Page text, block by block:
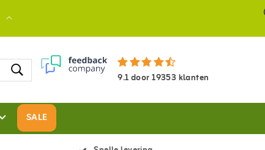
9.1door19353 klanten
SALE